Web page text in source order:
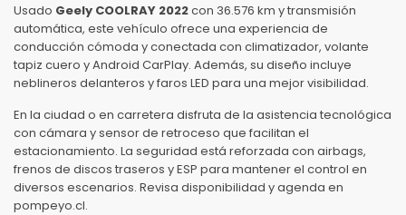
Usado Geely COOLRAY 2022con 36.576 km y transmisión
automática, este vehículo ofrece una experiencia de
conducción cómoda y conectada con climatizador, volante
tapiz cuero y Android CarPlay. Además, su diseño incluye
neblineros delanteros y faros LED para una mejor visibilidad.
En la ciudad o en carretera disfruta de la asistencia tecnológica
con cámara y sensor de retroceso que facilitan el
estacionamiento. La seguridad está reforzada con airbags,
frenos de discos traseros y ESP para mantener el control en
diversos escenarios. Revisa disponibilidad y agenda en
pompeyo.cl.